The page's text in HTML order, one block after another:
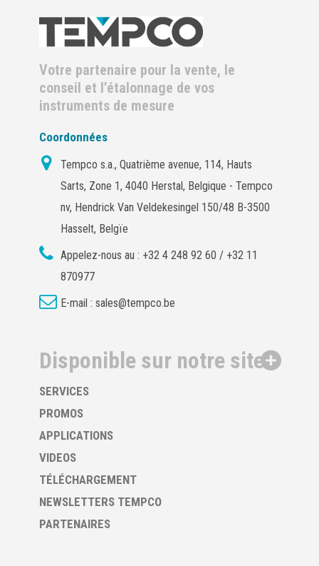
Votre partenaire pour la vente, le
conseil et l’étalonnage de vos
instruments de mesure
Coordonnées
Tempco s.a., Quatrième avenue, 114, Hauts
Sarts, Zone 1, 4040 Herstal, Belgique - Tempco
nv, Hendrick Van Veldekesingel 150/48 B-3500
Hasselt, Belgïe
Appelez-nous au : +32 4 248 92 60 / +32 11
870977
E-mail : sales@tempco.be
Disponible sur notre site
SERVICES
PROMOS
APPLICATIONS
VIDEOS
TÉLÉCHARGEMENT
NEWSLETTERS TEMPCO
PARTENAIRES